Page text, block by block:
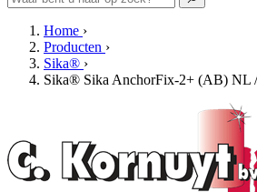
Home ›
Producten ›
Sika® ›
Sika® Sika AnchorFix-2+ (AB) NL